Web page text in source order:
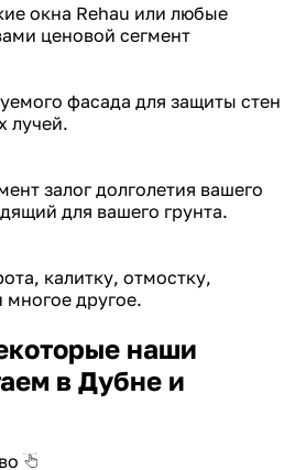
окна Rehau или любые
ценовой сегмент
фасада для защиты стен
лучей.
залог долголетия вашего
для вашего грунта.
калитку, отмостку,
многое другое.
наши
в Дубне и